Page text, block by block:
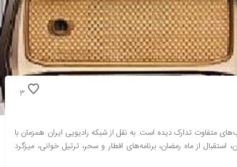
3
متفاوت تدارک دیده است. به نقل از شبکه رادیویی ایران همزمان با
استقبال از ماه رمضان، برنامه‌های افطار و سحر، ترتیل خوانی، میزگرد